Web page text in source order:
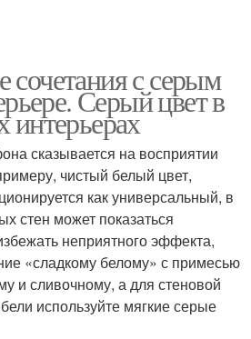
с серым
Серый цвет в
сказывается на восприятии
чистый белый цвет,
как универсальный, в
стен может показаться
неприятного эффекта,
«сладкому белому» с примесью
и сливочному, а для стеновой
используйте мягкие серые